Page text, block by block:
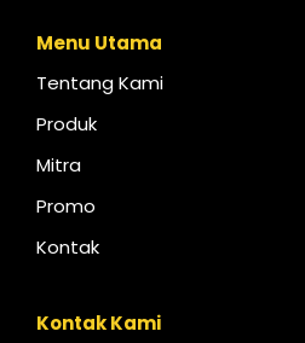
Menu Utama
Tentang Kami
Produk
Mitra
Promo
Kontak
Kontak Kami